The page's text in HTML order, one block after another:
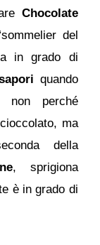
Chocolate
del
in grado di
quando
non perché
ma
della
, sprigiona
è in grado di